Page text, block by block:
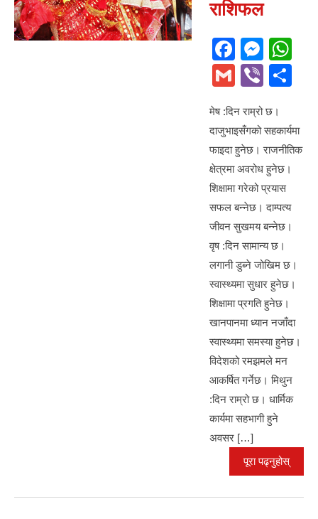
राशिफल
F
a
c
e
b
o
o
k
M
e
ss
e
n
g
er
A
G
ail
Vi
er ar
e
मेष :दिन राम्रो छ।
दाजुभाइसँगको सहकार्यमा
फाइदा हुनेछ। राजनीतिक
क्षेत्रमा अवरोध हुनेछ।
शिक्षामा गरेको प्रयास
सफल बन्नेछ। दाम्पत्य
जीवन सुखमय बन्नेछ।
वृष :दिन सामान्य छ।
लगानी डुब्ने जोखिम छ।
स्वास्थ्यमा सुधार हुनेछ।
शिक्षामा प्रगति हुनेछ।
खानपानमा ध्यान नजाँदा
स्वास्थ्यमा समस्या हुनेछ।
विदेशको रमझमले मन
आकर्षित गर्नेछ। मिथुन
:दिन राम्रो छ। धार्मिक
कार्यमा सहभागी हुने
अवसर […]
पूरा पढ्नुहोस्